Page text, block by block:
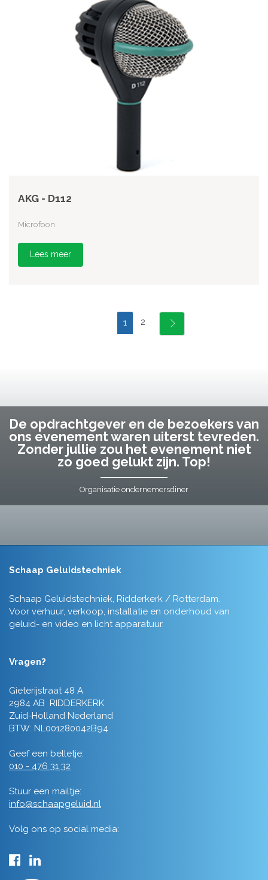
AKG - D112
Microfoon
Lees meer
1 2
De opdrachtgever en de bezoekers van
ons evenement waren uiterst tevreden.
Zonder jullie zou het evenement niet
zo goed gelukt zijn. Top!
Organisatie ondernemersdiner
Schaap Geluidstechniek
Schaap Geluidstechniek, Ridderkerk / Rotterdam.
Voor verhuur, verkoop, installatie en onderhoud van
geluid- en video en licht apparatuur.
Vragen?
Gieterijstraat 48 A
2984 AB RIDDERKERK
Zuid-Holland Nederland
BTW: NL001280042B94
Geef een belletje:
010 - 476 31 32
Stuur een mailtje:
info@schaapgeluid.nl
Volg ons op social media: